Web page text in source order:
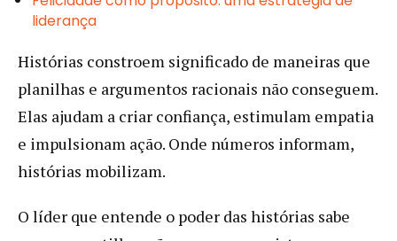
liderança
Histórias constroem significado de maneiras que
planilhas e argumentos racionais não conseguem.
Elas ajudam a criar confiança, estimulam empatia
e impulsionam ação. Onde números informam,
histórias mobilizam.
O líder que entende o poder das histórias sabe